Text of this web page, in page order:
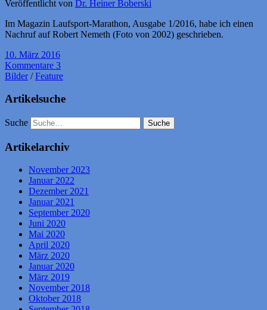
Veröffentlicht von Dr. Heiner Boberski
Im Magazin Laufsport-Marathon, Ausgabe 1/2016, habe ich einen
Nachruf auf Robert Nemeth (Foto von 2002) geschrieben.
10. März 2016
Kommentare 3
Bilder/Feature
Artikelsuche
Suche
Artikelarchiv
November 2023
Januar 2022
Dezember 2021
Januar 2021
September 2020
Juni 2020
Mai 2020
April 2020
März 2020
Januar 2020
März 2019
November 2018
Oktober 2018